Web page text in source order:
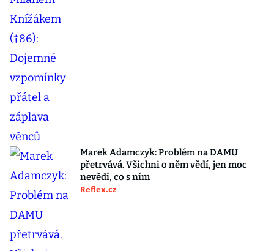
Marek Adamczyk: Problém na DAMU
přetrvává. Všichni o něm vědí, jen moc
nevědí, co s ním
Reflex.cz